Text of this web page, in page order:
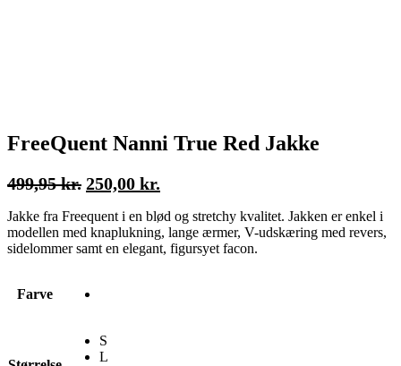
FreeQuent Nanni True Red Jakke
499,95kr. Den
pris
var:
250,00 kr.
pris
er:
Jakke fra Freequent i en blød og stretchy kvalitet. Jakken er enkel i
modellen med knaplukning, lange ærmer, V-udskæring med revers,
sidelommer samt en elegant, figursyet facon.
Farve
S
L